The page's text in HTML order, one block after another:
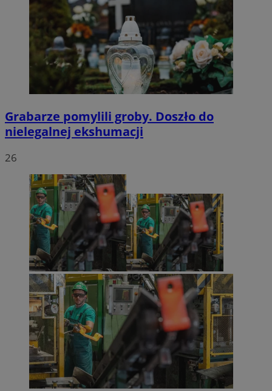
Grabarze pomylili groby. Doszło do
nielegalnej ekshumacji
26